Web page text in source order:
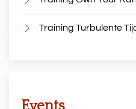
Training Turbulente